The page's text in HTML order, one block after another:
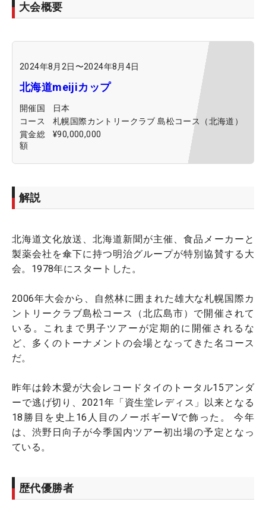
大会概要
2024年8月2日 〜2024年8月4日
北海道meijiカップ
開催国
日本
コース
札幌国際カントリークラブ 島松コース（北海道）
賞金総
額
¥90,000,000
解説
北海道文化放送、北海道新聞が主催、食品メーカーと
製薬会社を傘下に持つ明治グループが特別協賛する大
会。1978年にスタートした。
2006年大会から、自然林に囲まれた雄大な札幌国際カ
ントリークラブ島松コース（北広島市）で開催されて
いる。これまで男子ツアーが定期的に開催されるな
ど、多くのトーナメントの会場となってきた名コース
だ。
昨年は鈴木愛が大会レコードタイのトータル15アンダ
ーで逃げ切り、2021年「資生堂レディス」以来となる
18勝目を史上16人目のノーボギーVで飾った。 今年
は、渋野日向子が今季国内ツアー初出場の予定となっ
ている。
歴代優勝者